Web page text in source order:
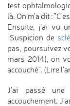
test
là. On m'a dit :
Ensuite, j’ai vu
"Suspicion de
pas, poursuivez
mars 2014), on
accouché". (Lire
J'ai passé
accouchement.